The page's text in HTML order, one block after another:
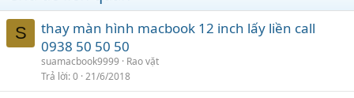
S
thay màn hình macbook 12 inch lấy liền call
0938 50 50 50
suamacbook9999
Rao vặt
Trả lời 0 21/6/2018